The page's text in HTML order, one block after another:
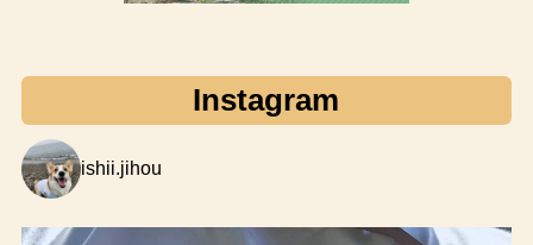
Instagram
ishii.jihou